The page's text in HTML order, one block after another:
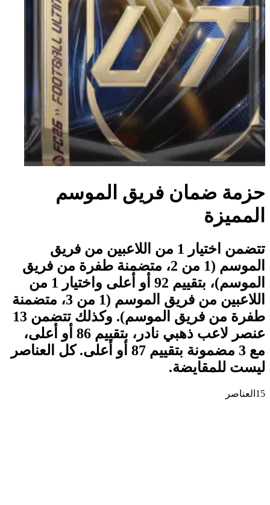
حزمة ضمان فريق الموسم
المميزة
تتضمن اختيار 1 من اللاعبين من فريق
الموسم (1 من 2، متضمنة طفرة من فريق
الموسم)، بتقييم 92 أو أعلى واختيار 1 من
اللاعبين من فريق الموسم (1 من 3، متضمنة
طفرة من فريق الموسم). وكذلك تتضمن 13
عنصر لاعب ذهبي نادر، بتقييم 86 أو أعلى،
مع 3 مضمونة بتقييم 87 أو أعلى. كل العناصر
ليست للمقايضة.
15 العناصر